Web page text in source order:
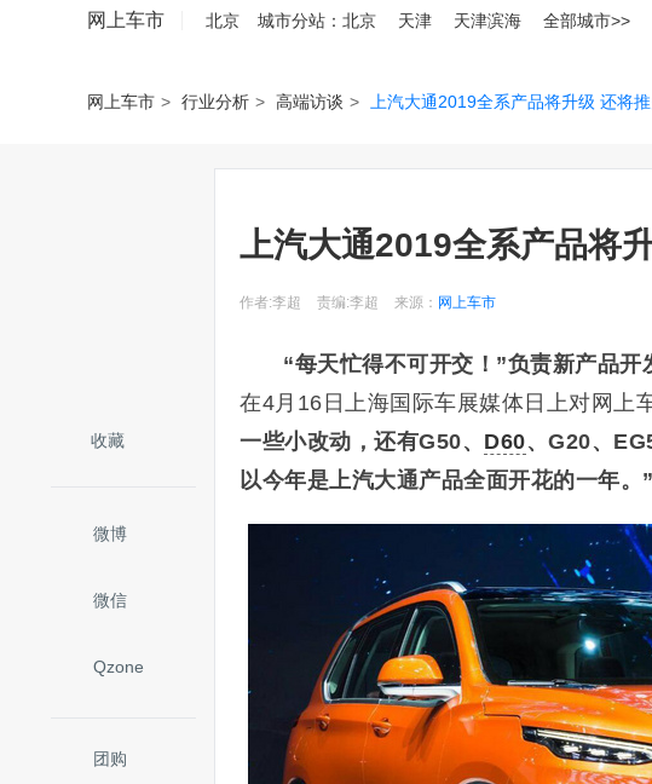
网上车市 北京 城市分站： 北京 天津 天津滨海 全部城市>>
网上车市 > 行业分析 > 高端访谈 > 上汽大通2019全系产品将升级 还将
收藏
微博
微信
Qzone
团购
上汽大通2019全系产品将
作者:李超 责编:李超 来源： 网上车市
“每天忙得不可开交！”负责新产品开
在4月16日上海国际车展媒体日上对网上
一些小改动，还有G50、 D60、G20、
以今年是上汽大通产品全面开花的一年。”